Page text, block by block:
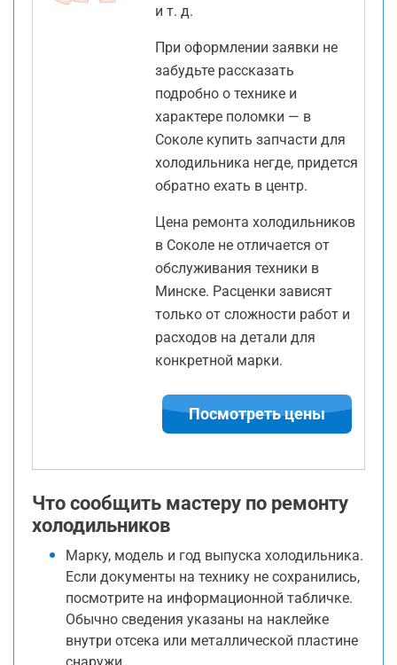
и т. д.
При оформлении заявки не
забудьте рассказать
подробно о технике и
характере поломки — в
Соколе купить запчасти для
холодильника негде, придется
обратно ехать в центр.
Цена ремонта холодильников
в Соколе не отличается от
обслуживания техники в
Минске. Расценки зависят
только от сложности работ и
расходов на детали для
конкретной марки.
Посмотреть цены
Что сообщить мастеру по ремонту
холодильников
Марку, модель и год выпуска холодильника.
Если документы на технику не сохранились,
посмотрите на информационной табличке.
Обычно сведения указаны на наклейке
внутри отсека или металлической пластине